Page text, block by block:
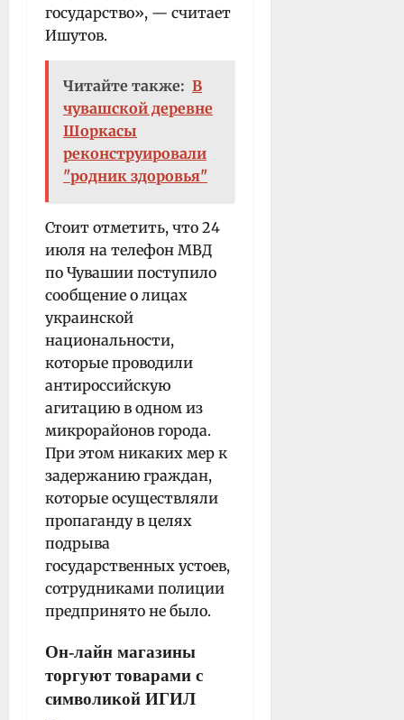
государство», — считает
Ишутов.
Читайте также: В
чувашской деревне
Шоркасы
реконструировали
"родник здоровья"
Стоит отметить, что 24
июля на телефон МВД
по Чувашии поступило
сообщение о лицах
украинской
национальности,
которые проводили
антироссийскую
агитацию в одном из
микрорайонов города.
При этом никаких мер к
задержанию граждан,
которые осуществляли
пропаганду в целях
подрыва
государственных устоев,
сотрудниками полиции
предпринято не было.
Он-лайн магазины
торгуют товарами с
символикой ИГИЛ